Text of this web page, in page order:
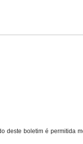
deste boletim é permitida